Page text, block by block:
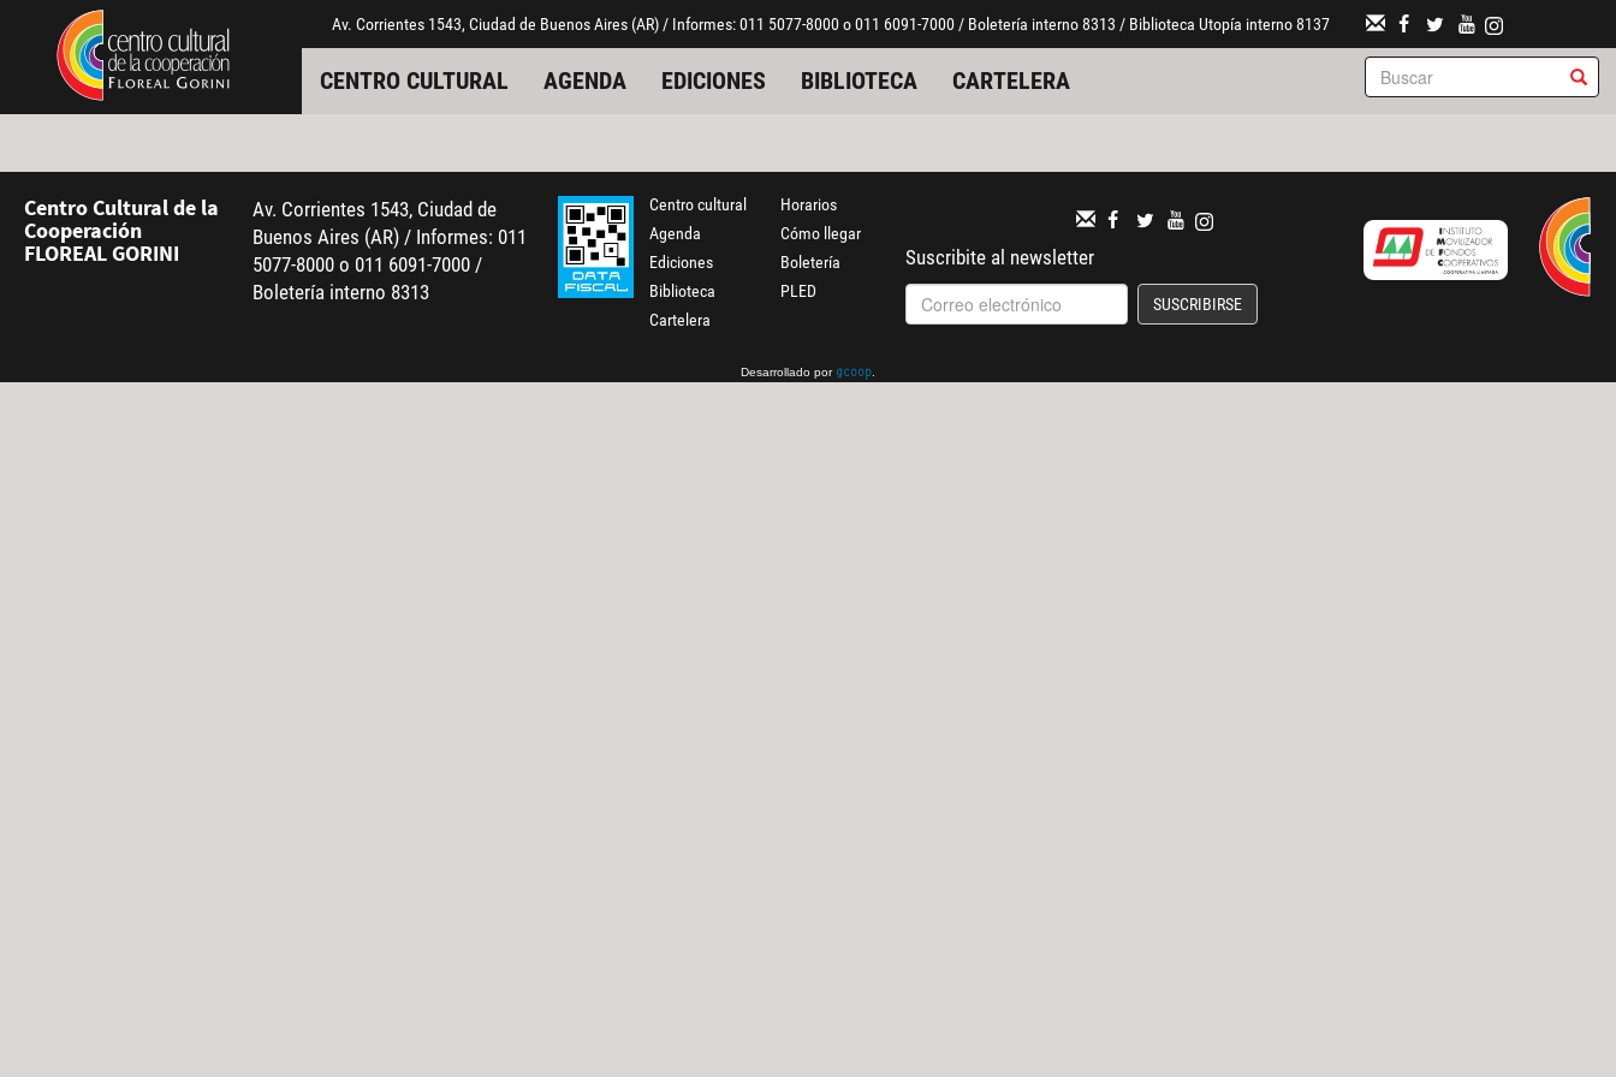
Pasar al contenido principal
Jump to main content Av. Corrientes 1543, Ciudad de Buenos Aires (AR) / Informes: 011 5077-8000 o 011 6091-7000 / Boletería interno 8313 / Biblioteca Utopía interno 8137
CENTRO CULTURAL AGENDA EDICIONES BIBLIOTECA CARTELERA
Centro Cultural de la
Cooperación
FLOREAL GORINI
Av. Corrientes 1543, Ciudad de
Buenos Aires (AR) / Informes: 011
5077-8000 o 011 6091-7000 /
Boletería interno 8313
Centro cultural
Agenda
Ediciones
Biblioteca
Cartelera
Horarios
Cómo llegar
Boletería
PLED
Suscribite al newsletter
SUSCRIBIRSE
Desarrollado por gcoop.